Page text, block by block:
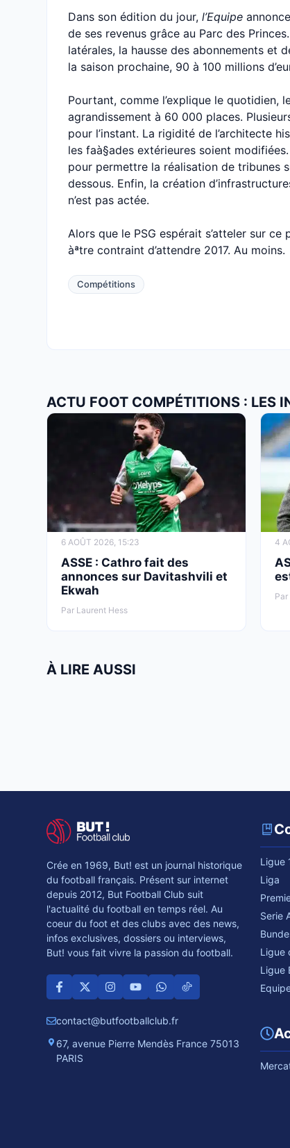
Dans son édition du jour, l’Equipe
de ses revenus grâce au Parc des
latérales, la hausse des abonnements et
la saison prochaine, 90 à 100 millions
Pourtant, comme l’explique le quotidien,
agrandissement à 60 000 places.
pour l’instant. La rigidité de l’architecte
les faà§ades extérieures soient
pour permettre la réalisation de tribunes
dessous. Enfin, la création
n’est pas actée.
Alors que le PSG espérait s’atteler sur
àªtre contraint d’attendre 2017. Au moins.
Compétitions
ACTU FOOT COMPÉTITIONS : LES
6 AOÛT 2026, 15:23
ASSE : Cathro fait des
annonces sur Davitashvili et
Ekwah
Par Laurent Hess
4
À LIRE AUSSI
Crée en 1969, But! est un journal historique
du football français. Présent sur internet
depuis 2012, But Football Club suit
l'actualité du football en temps réel. Au
coeur du foot et des clubs avec des news,
infos exclusives, dossiers ou interviews,
But! vous fait vivre la passion du football.
contact@butfootballclub.fr
67, avenue Pierre Mendès France 75013
PARIS
Ligue
Liga
Serie
Ligue
Ligue